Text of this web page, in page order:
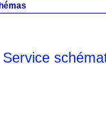
Service